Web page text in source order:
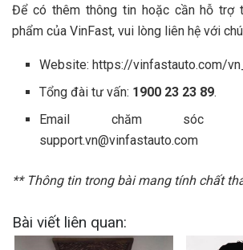
Để có thêm thông tin hoặc cần hỗ trợ
phẩm của VinFast, vui lòng liên hệ với
Website: https://vinfastauto.com/
Tổng đài tư vấn: 1900 23 23 89.
Email chăm sóc
support.vn@vinfastauto.com
** Thông tin trong bài mang tính chất
Bài viết liên quan: